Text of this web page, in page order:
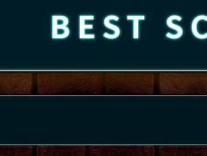
BEST